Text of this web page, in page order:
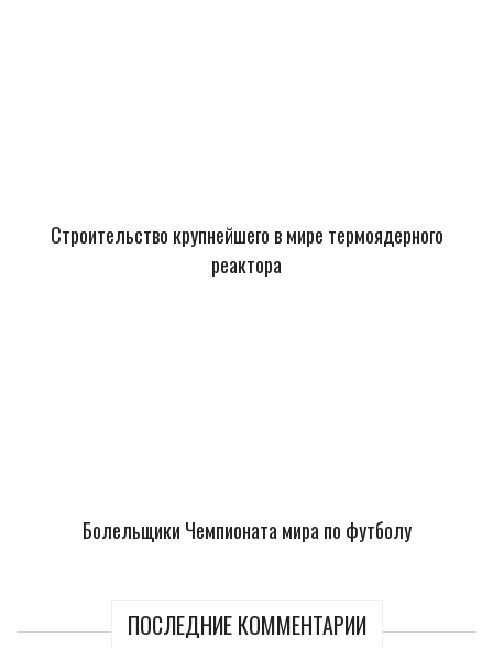
Строительство крупнейшего в мире термоядерного
реактора
Болельщики Чемпионата мира по футболу
ПОСЛЕДНИЕ КОММЕНТАРИИ